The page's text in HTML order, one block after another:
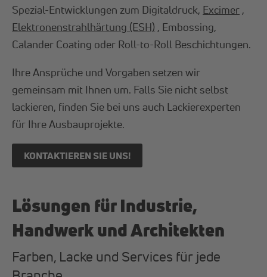
Spezial-Entwicklungen zum Digitaldruck, Excimer ,
Elektronenstrahlhärtung (ESH) , Embossing,
Calander Coating oder Roll-to-Roll Beschichtungen.
Ihre Ansprüche und Vorgaben setzen wir
gemeinsam mit Ihnen um. Falls Sie nicht selbst
lackieren, finden Sie bei uns auch Lackierexperten
für Ihre Ausbauprojekte.
KONTAKTIEREN SIE UNS!
Lösungen für Industrie,
Handwerk und Architekten
Farben, Lacke und Services für jede